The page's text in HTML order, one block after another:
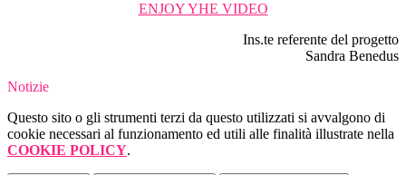
ENJOY YHE VIDEO
Ins.te referente del progetto
Sandra Benedus
Notizie
Questo sito o gli strumenti terzi da questo utilizzati si avvalgono di
cookie necessari al funzionamento ed utili alle finalità illustrate nella
COOKIE POLICY.